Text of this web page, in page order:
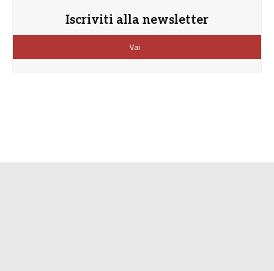
Iscriviti alla newsletter
Vai